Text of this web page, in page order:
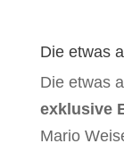
Die etwas
Die etwas
exklusive
Mario